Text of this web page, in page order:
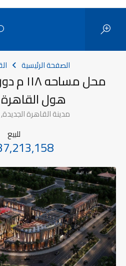
الصفحة الرئيسية
محل
هول القاهرة
مدينة القاهرة
للبيع
37,213,158ج.